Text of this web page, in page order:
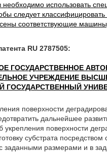
необходимо использовать
следует
соответствующие
RU 2787505:
ГОСУДАРСТВЕННОЕ
УЧРЕЖДЕНИЕ
ГОСУДАРСТВЕННЫЙ
поверхности
дальнейшее
укрепления поверхности
субстрата
заданными размерами и в